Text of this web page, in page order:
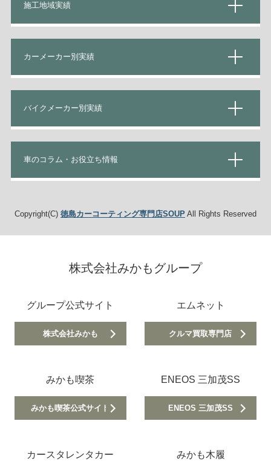
施工地域実績
カーメーカー別実績
バイクメーカー別実績
車のコラム・お役立ち情報
Copyright(C) 徳島カーコーティング専門店SOUPAll Rights Reserved
株式会社みかもグループ
グループ公式サイト
株式会社みかも
エムネット
クルマ買取専門店
みかも喫茶
みかも喫茶公式サイト
ENEOS 三加茂SS
ENEOS 三加茂SS
カースタレンタカー みかも木履